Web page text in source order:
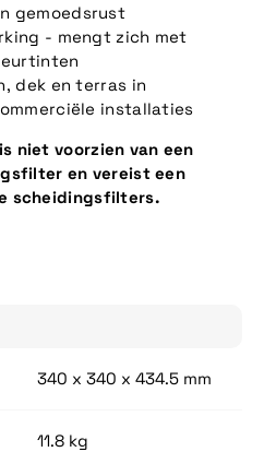
gemoedsrust
- mengt zich met
dek en terras in
installaties
niet voorzien van een
en vereist een
scheidingsfilters.
340 x 340 x 434.5 mm
11.8 kg